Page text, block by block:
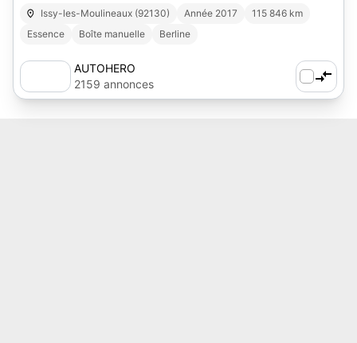
Issy-les-Moulineaux (92130) Année 2017
115 846 km
Essence
Boîte manuelle Berline
AUTOHERO
2159 annonces